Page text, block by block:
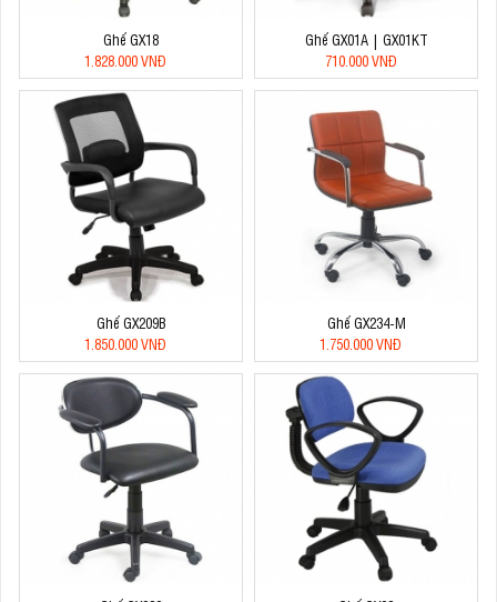
Ghế GX18
1.828.000 VNĐ
Ghế GX01A | GX01KT
710.000 VNĐ
Ghế GX209B
1.850.000 VNĐ
Ghế GX234-M
1.750.000 VNĐ